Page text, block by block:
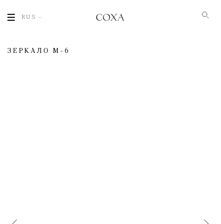
RUS
ЗЕРКАЛО M-6